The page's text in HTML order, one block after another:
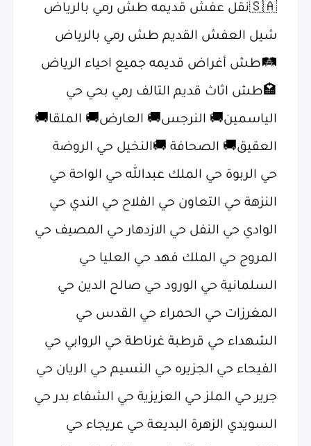
؜شيل العفش القديم طش رمي بالرياض
؜🛤طش أغراض قديمه جميع احياء الرياض
؜🏩طش اثاث قديم التالف رمي بحي حي
الياسمين🚚 النرجس🚚 العارض🚚 الملقا🚚
العقيق🚚 الصحافة 🚚النخيل حي الروضة
حي الربوة حي الملك عبدالله حي الواحة حي
النزهة حي التعاون حي الفلاح حي الندي حي
الوادي حي النفل حي الازدهار حي المصيف حي
المروج حي الملك فهد حي العليا حي
السلمانية حي الورود حي صالح الدين حي
المغرزات حي الحمراء حي القدس حي
الشهداء حي قرطبة غرناطة حي الروابي حي
الفيحاء حي الجزيره حي النسيم حي الريان حي
جرير حي الملز حي العزيزية حي الشفاء بدر حي
السويدي الزهرة البديعة حي عريجاء حي